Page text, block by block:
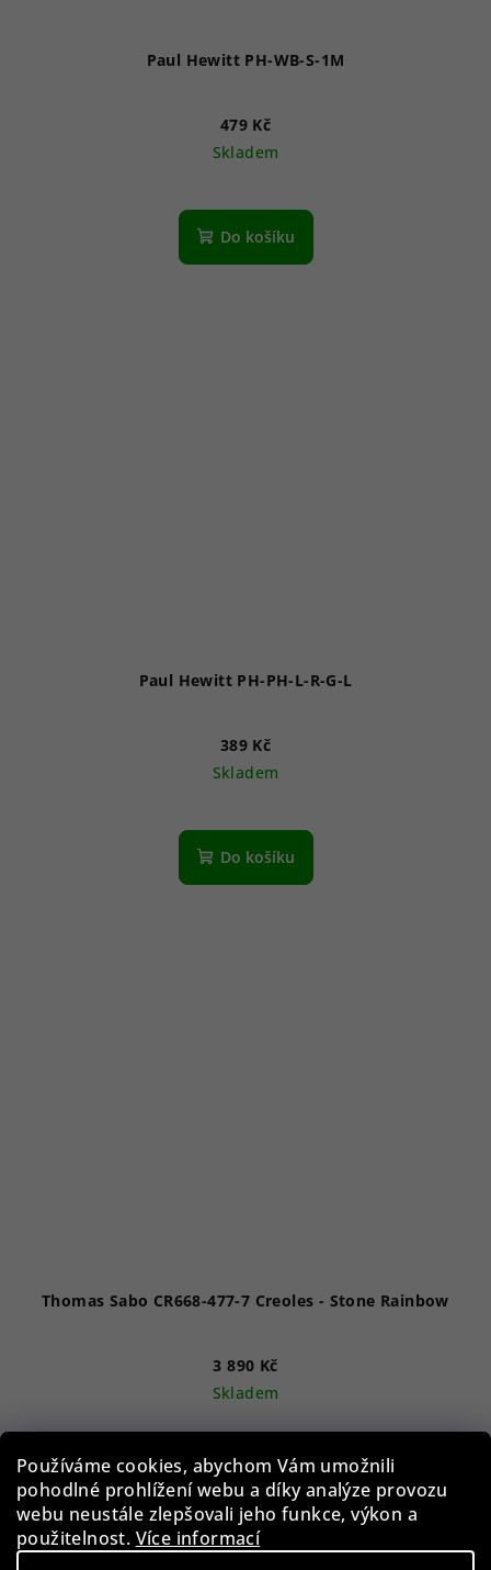
Používáme cookies, abychom Vám umožnili
pohodlné prohlížení webu a díky analýze provozu
webu neustále zlepšovali jeho funkce, výkon a
použitelnost. Více informací
Paul Hewitt PH-WB-S-1M
479 Kč
Skladem
Do košíku
Paul Hewitt PH-PH-L-R-G-L
389 Kč
Skladem
Do košíku
Thomas Sabo CR668-477-7 Creoles - Stone Rainbow
3 890 Kč
Skladem
Do košíku